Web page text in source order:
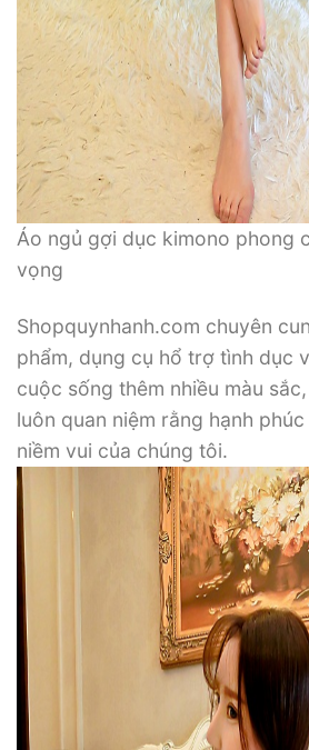
Áo ngủ gợi dục kimono phong
vọng
Shopquynhanh.com chuyên
phẩm, dụng cụ hổ trợ tình dục
cuộc sống thêm nhiều màu
luôn quan niệm rằng hạnh
niềm vui của chúng tôi.